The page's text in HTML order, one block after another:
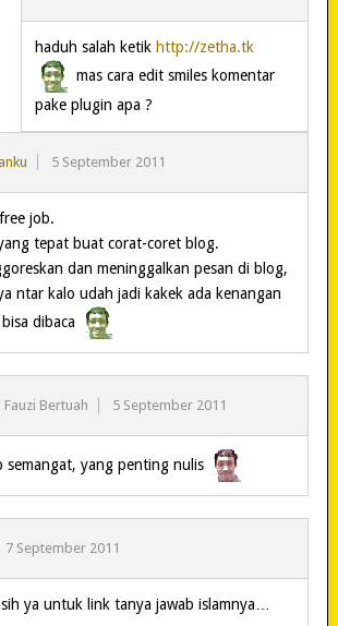
haduh salah ketik http://zetha.tk
mas cara edit smiles komentar
pake plugin apa ?
5 September 2011
job.
tepat buat corat-coret blog.
dan meninggalkan pesan di blog,
ntar kalo udah jadi kakek ada kenangan
dibaca
Fauzi Bertuah 5 September 2011
semangat, yang penting nulis
7 September 2011
ya untuk link tanya jawab islamnya…